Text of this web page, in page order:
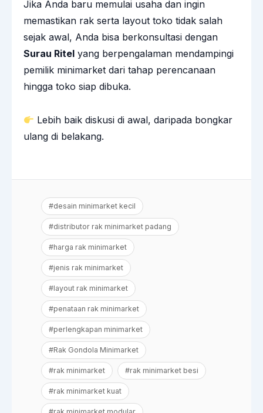
Jika Anda baru memulai usaha dan ingin
memastikan rak serta layout toko tidak salah
sejak awal, Anda bisa berkonsultasi dengan
Surau Ritel yang berpengalaman mendampingi
pemilik minimarket dari tahap perencanaan
hingga toko siap dibuka.
Lebih baik diskusi di awal, daripada bongkar
ulang di belakang.
#desain minimarket kecil
#distributor rak minimarket padang
#harga rak minimarket
#jenis rak minimarket
#layout rak minimarket
#penataan rak minimarket
#perlengkapan minimarket
#Rak Gondola Minimarket
#rak minimarket #rak minimarket besi
#rak minimarket kuat